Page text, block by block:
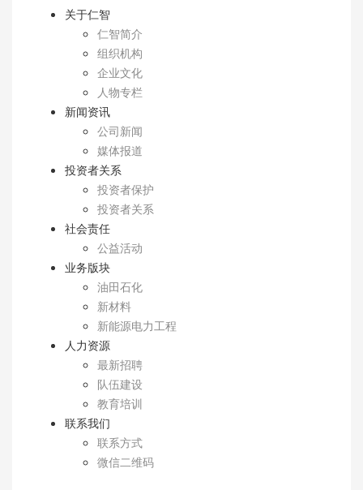
关于仁智
仁智简介
组织机构
企业文化
人物专栏
新闻资讯
公司新闻
媒体报道
投资者关系
投资者保护
投资者关系
社会责任
公益活动
业务版块
油田石化
新材料
新能源电力工程
人力资源
最新招聘
队伍建设
教育培训
联系我们
联系方式
微信二维码